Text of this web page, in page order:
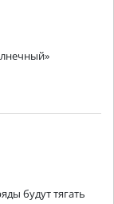
будут тягать